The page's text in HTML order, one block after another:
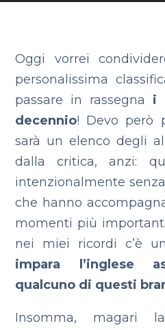
Oggi vorrei
personalissima
passare in rassegna i
decennio! Devo però
sarà un elenco degli
dalla critica, anzi:
intenzionalmente
che hanno
momenti più
nei miei ricordi c’è
impara l’inglese
qualcuno di questi
Insomma, magari